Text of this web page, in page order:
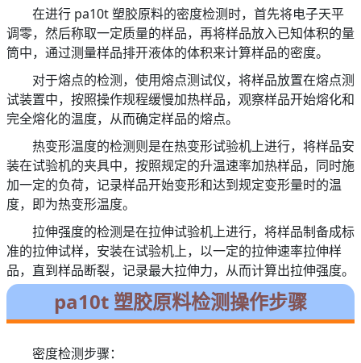
在进行 pa10t 塑胶原料的密度检测时，首先将电子天平
调零，然后称取一定质量的样品，再将样品放入已知体积的量
筒中，通过测量样品排开液体的体积来计算样品的密度。
对于熔点的检测，使用熔点测试仪，将样品放置在熔点测
试装置中，按照操作规程缓慢加热样品，观察样品开始熔化和
完全熔化的温度，从而确定样品的熔点。
热变形温度的检测则是在热变形试验机上进行，将样品安
装在试验机的夹具中，按照规定的升温速率加热样品，同时施
加一定的负荷，记录样品开始变形和达到规定变形量时的温
度，即为热变形温度。
拉伸强度的检测是在拉伸试验机上进行，将样品制备成标
准的拉伸试样，安装在试验机上，以一定的拉伸速率拉伸样
品，直到样品断裂，记录最大拉伸力，从而计算出拉伸强度。
pa10t 塑胶原料检测操作步骤
密度检测步骤：